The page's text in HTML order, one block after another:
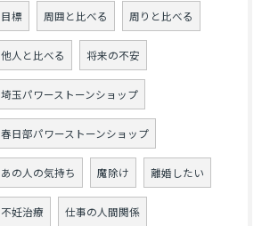
目標 周囲と比べる 周りと比べる
他人と比べる 将来の不安
埼玉パワーストーンショップ
春日部パワーストーンショップ
あの人の気持ち 魔除け 離婚したい
不妊治療 仕事の人間関係